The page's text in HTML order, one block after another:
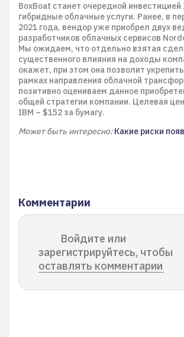
BoxBoat станет очередной инвестицией
гибридные облачные услуги. Ранее, в
2021 года, вендор уже приобрел двух
разработчиков облачных сервисов
Мы ожидаем, что отдельно взятая
существенного влияния на доходы
окажет, при этом она позволит
рамках направления облачной
позитивно оцениваем данное
общей стратегии компании. Целевая
IBM – $152 за бумагу.
Может быть интересно: Какие риски
Комментарии
Войдите или
зарегистрируйтесь, чтобы
оставлять комментарии